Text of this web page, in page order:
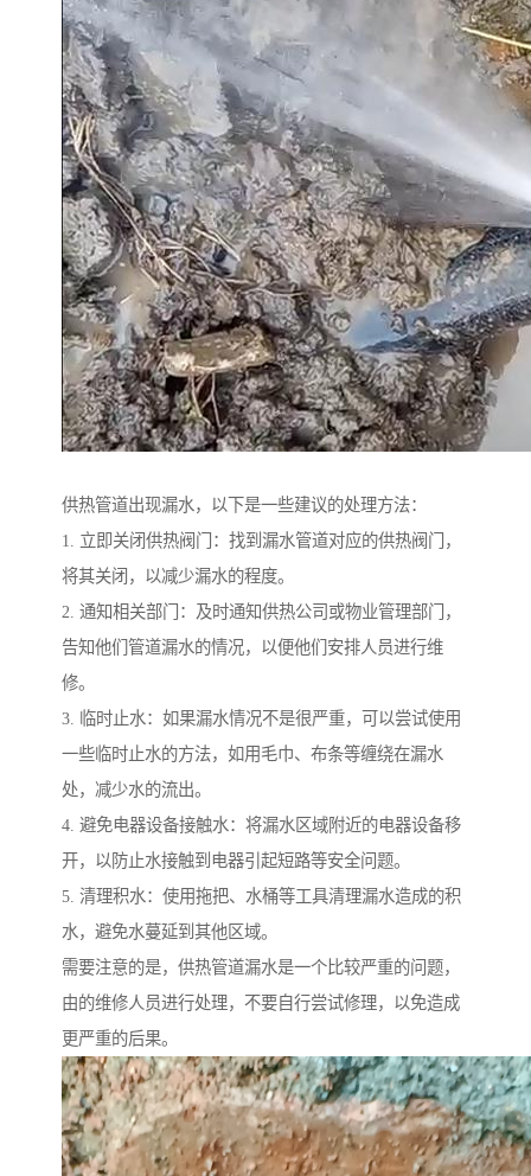
供热管道出现漏水，以下是一些建议的处理方法：
1. 立即关闭供热阀门：找到漏水管道对应的供热阀门，
将其关闭，以减少漏水的程度。
2. 通知相关部门：及时通知供热公司或物业管理部门，
告知他们管道漏水的情况，以便他们安排人员进行维
修。
3. 临时止水：如果漏水情况不是很严重，可以尝试使用
一些临时止水的方法，如用毛巾、布条等缠绕在漏水
处，减少水的流出。
4. 避免电器设备接触水：将漏水区域附近的电器设备移
开，以防止水接触到电器引起短路等安全问题。
5. 清理积水：使用拖把、水桶等工具清理漏水造成的积
水，避免水蔓延到其他区域。
需要注意的是，供热管道漏水是一个比较严重的问题，
由的维修人员进行处理，不要自行尝试修理，以免造成
更严重的后果。